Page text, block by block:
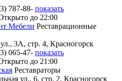
787-88- показать
до 22:00
Мебели Реставрационные
3А, стр. 4, Красногорск
065-47- показать
до 21:00
Реставраторы
ул., 6, стр. 2, Красногорск